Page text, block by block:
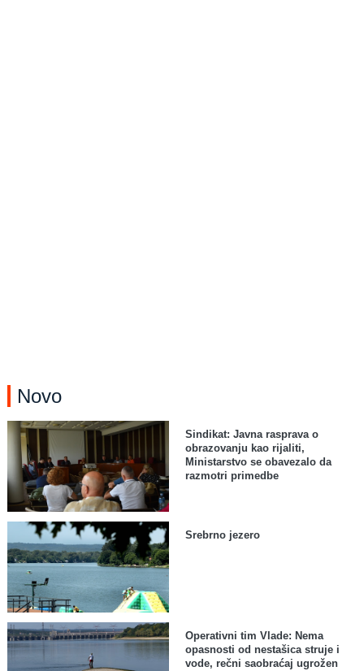
Novo
Sindikat: Javna rasprava o
obrazovanju kao rijaliti,
Ministarstvo se obavezalo da
razmotri primedbe
Srebrno jezero
Operativni tim Vlade: Nema
opasnosti od nestašica struje i
vode, rečni saobraćaj ugrožen